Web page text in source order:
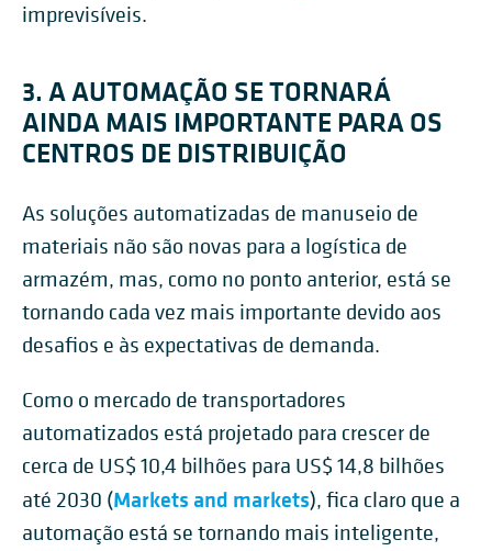
imprevisíveis.
3. A AUTOMAÇÃO SE TORNARÁ
AINDA MAIS IMPORTANTE PARA OS
CENTROS DE DISTRIBUIÇÃO
As soluções automatizadas de manuseio de
materiais não são novas para a logística de
armazém, mas, como no ponto anterior, está se
tornando cada vez mais importante devido aos
desafios e às expectativas de demanda.
Como o mercado de transportadores
automatizados está projetado para crescer de
cerca de US$ 10,4 bilhões para US$ 14,8 bilhões
até 2030 (Markets and markets), fica claro que a
automação está se tornando mais inteligente,